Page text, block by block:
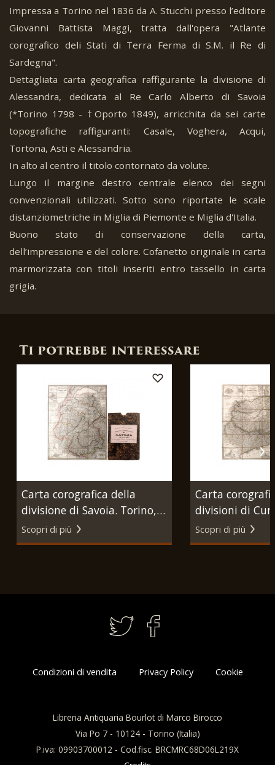
Impressa a Torino nel 1836 da A. Stucchi presso l’editore
Giovanni Battista Maggi, tratta dall'opera "Atlante
corografico deli Stati di Terra Ferma di S.M. il Re di
Sardegna".
Dettagliata carta geografica raffigurante la divisione di
Alessandra, dedicata al Re Carlo Alberto di Savoia
(*Torino 1798 - †Oporto 1849), arricchita da sei carte
topografiche raffiguranti: Casale, Voghera, Acqui,
Tortona, Asti e Alessandria.
In alto al centro il titolo contornato da volute.
Lungo il margine destro centrale elenco dei segni
convenzionali utilizzati. Sotto sono riportate le scale
distanziometriche in Miglia di Piemonte e Miglia d'Italia.
Buono stato di conservazione della carta,
dell’impressione e del colore. Cofanetto originale in carta
marmorizzata con titoli inseriti entro tassello in carta
grigia.
Ti potrebbe interessare
Carta corografica della
divisione di Savoia. Torino,
Giovanni Battista Maggi,
1835.
Scopri di più
Carta
divisioni di
Nizza. Torino,
Battista
Scopri di più
Condizioni di vendita Privacy Policy Cookie
Libreria Antiquaria Bourlot di Marco Birocco
Via Po 7 - 10124 - Torino (Italia)
P.iva: 09903700012 - Cod.fisc. BRCMRC68D06L219X